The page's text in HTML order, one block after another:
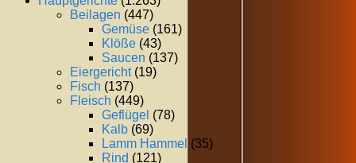
Beilagen (447)
Gemüse (161)
Klöße (43)
Saucen (137)
Eiergericht(19)
Fisch (137)
Fleisch (449)
Geflügel (78)
Kalb (69)
Lamm Hammel (35)
Rind (121)